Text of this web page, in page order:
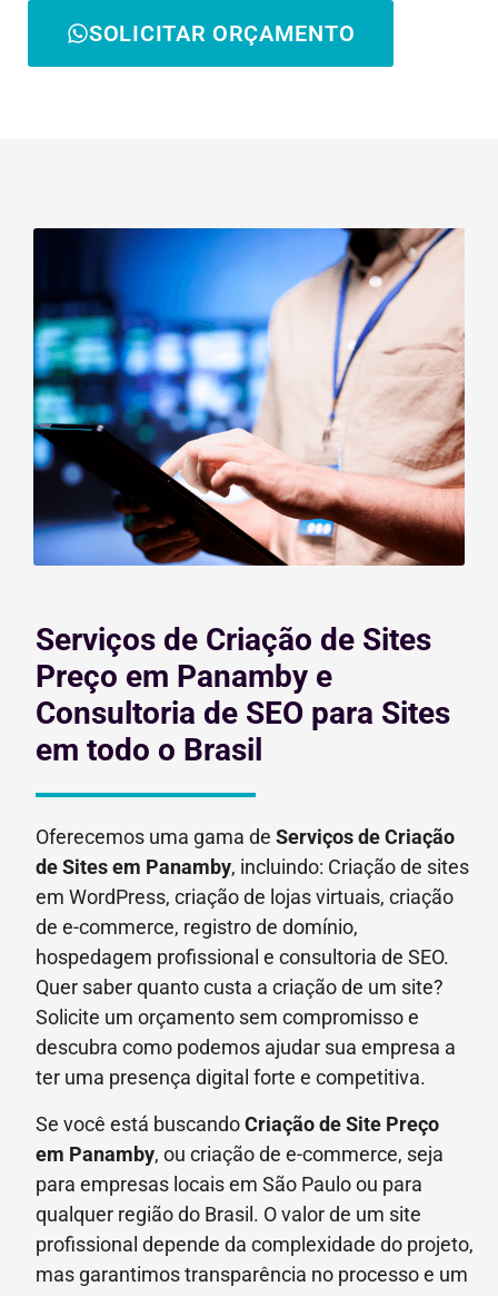
SOLICITAR ORÇAMENTO
Serviços de Criação de Sites
Preço em Panamby e
Consultoria de SEO para Sites
em todo o Brasil
Oferecemos uma gama de Serviços de Criação
de Sites em Panamby, incluindo: Criação de sites
em WordPress, criação de lojas virtuais, criação
de e-commerce, registro de domínio,
hospedagem profissional e consultoria de SEO.
Quer saber quanto custa a criação de um site?
Solicite um orçamento sem compromisso e
descubra como podemos ajudar sua empresa a
ter uma presença digital forte e competitiva.
Se você está buscandoCriação de Site Preço
em Panamby, ou criação de e-commerce, seja
para empresas locais em São Paulo ou para
qualquer região do Brasil. O valor de um site
profissional depende da complexidade do projeto,
mas garantimos transparência no processo e um